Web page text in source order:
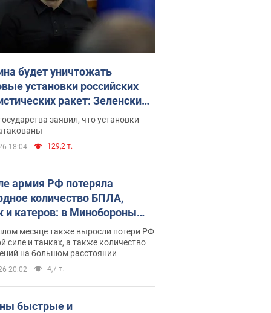
будет уничтожать
установки российских
ракет: Зеленский
заседание СНБО
заявил, что установки
18:04 129,2 т.
армия РФ потеряла
количество БПЛА,
и катеров: в Минобороны
статистику
месяце также выросли потери РФ
силе и танках, а также количество
на большом расстоянии
20:02 4,7 т.
быстрые и